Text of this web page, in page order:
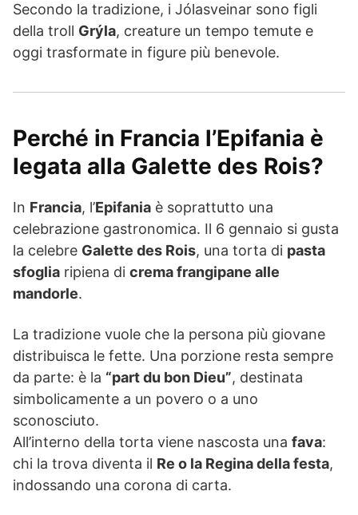
Secondo la tradizione, i Jólasveinar sono figli
della troll Grýla, creature un tempo temute e
oggi trasformate in figure più benevole.
Perché in Francia l’Epifania è
legata alla Galette des Rois?
In Francia, l’Epifania è soprattutto una
celebrazione gastronomica. Il 6 gennaio si gusta
la celebre Galette des Rois, una torta di pasta
sfoglia ripiena di crema frangipane alle
mandorle.
La tradizione vuole che la persona più giovane
distribuisca le fette. Una porzione resta sempre
da parte: è la “part du bon Dieu”, destinata
simbolicamente a un povero o a uno
sconosciuto.
All’interno della torta viene nascosta una fava:
chi la trova diventa il Re o la Regina della festa,
indossando una corona di carta.